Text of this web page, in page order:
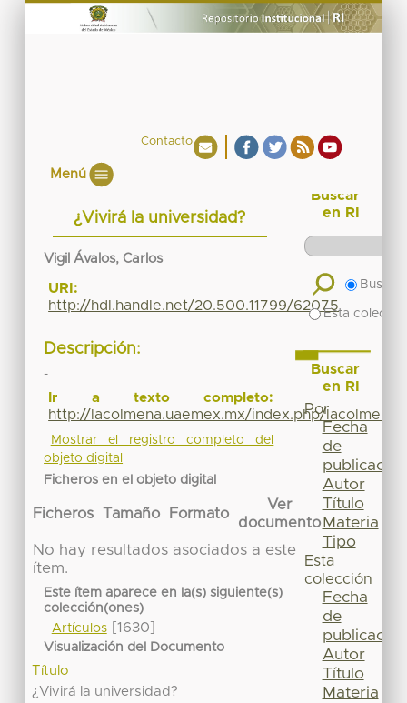
Contacto
Menú
¿Vivirá la universidad?
Vigil Ávalos, Carlos
URI:
http://hdl.handle.net/20.500.11799/62075
Descripción:
-
Ir a texto completo:
http://lacolmena.uaemex.mx/index.php/
Mostrar el registro completo del
objeto digital
Ficheros en el objeto digital
Ficheros Tamaño Formato
Ver
documento
No hay resultados asociados a este
ítem.
Este ítem aparece en la(s) siguiente(s)
colección(ones)
Artículos[1630]
Visualización del Documento
Título
¿Vivirá la universidad?
Buscar
en RI
Buscar
Esta
Buscar
en RI
Por
Fecha
de
publicación
Autor
Título
Materia
Tipo
Esta
colección
Fecha
de
publicación
Autor
Título
Materia